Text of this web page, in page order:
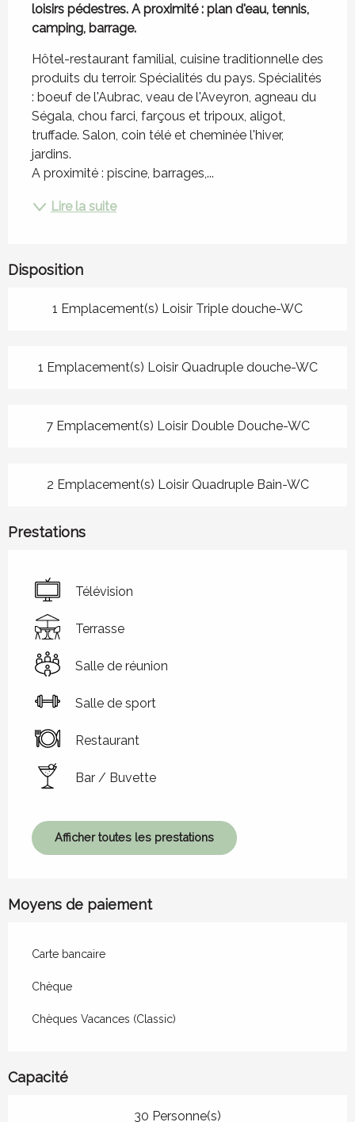
loisirs pédestres. A proximité : plan d'eau, tennis,
camping, barrage.
Hôtel-restaurant familial, cuisine traditionnelle des
produits du terroir. Spécialités du pays. Spécialités
: boeuf de l'Aubrac, veau de l'Aveyron, agneau du
Ségala, chou farci, farçous et tripoux, aligot,
truffade. Salon, coin télé et cheminée l'hiver,
jardins.
A proximité : piscine, barrages,...
Lire la suite
Disposition
1 Emplacement(s) Loisir Triple douche-WC
1 Emplacement(s) Loisir Quadruple douche-WC
7 Emplacement(s) Loisir Double Douche-WC
2 Emplacement(s) Loisir Quadruple Bain-WC
Prestations
Télévision
Terrasse
Salle de réunion
Salle de sport
Restaurant
Bar / Buvette
Afficher toutes les prestations
Moyens de paiement
Carte bancaire
Chèque
Chèques Vacances (Classic)
Capacité
30 Personne(s)